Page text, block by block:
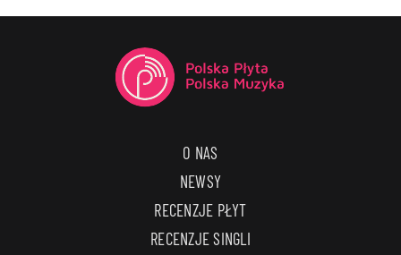
O NAS
NEWSY
RECENZJE PŁYT
RECENZJE SINGLI